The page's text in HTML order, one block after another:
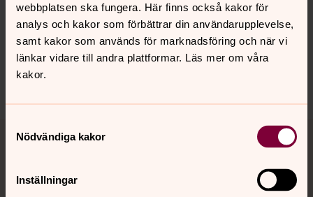
webbplatsen ska fungera. Här finns också kakor för
analys och kakor som förbättrar din användarupplevelse,
samt kakor som används för marknadsföring och när vi
länkar vidare till andra plattformar. Läs mer om våra
kakor.
Nödvändiga kakor
Inställningar
Synpunkter eller frågor på sidans
innehåll?
jarna-vardinge.pastorat@svenskakyrkan.se
Dela